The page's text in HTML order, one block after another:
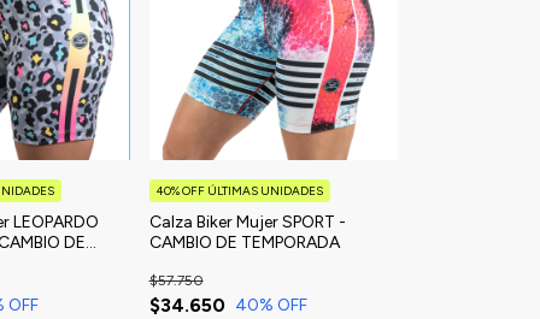
LEOPARDO
DE
OFF
Calza Biker Mujer SPORT -
CAMBIO DE TEMPORADA
$34.650
$57.750
40% OFF
40% OFF ÚLTIMAS UNIDADES